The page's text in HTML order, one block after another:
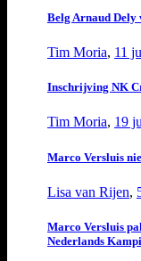
Belg Arnaud Dely
Tim Moria, 11
Inschrijving NK
Tim Moria, 19
Marco Versluis
Lisa van Rijen,
Marco Versluis
Nederlands